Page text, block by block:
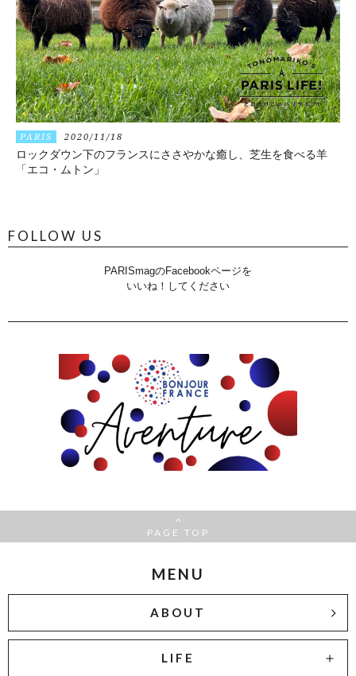
PARIS 2020/11/18
ロックダウン下のフランスにささやかな癒し、芝生を食べる羊
「エコ・ムトン」
FOLLOW US
PARISmagのFacebookページを
いいね！してください
PAGE TOP
MENU
ABOUT
LIFE